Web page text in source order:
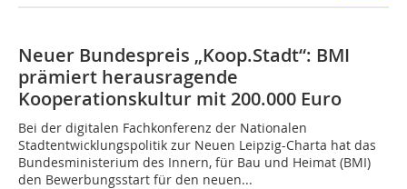
Neuer Bundespreis „Koop.Stadt“: BMI
prämiert herausragende
Kooperationskultur mit 200.000 Euro
Bei der digitalen Fachkonferenz der Nationalen
Stadtentwicklungspolitik zur Neuen Leipzig-Charta hat das
Bundesministerium des Innern, für Bau und Heimat (BMI)
den Bewerbungsstart für den neuen...